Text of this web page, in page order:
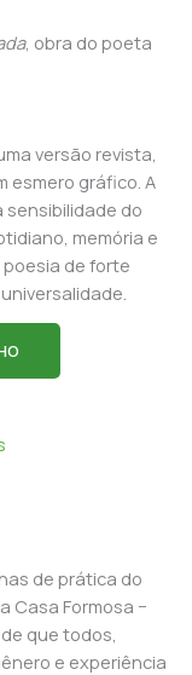
, obra do poeta
versão revista,
esmero gráfico. A
sensibilidade do
memória e
de forte
de prática do
Casa Formosa −
que todos,
e experiência